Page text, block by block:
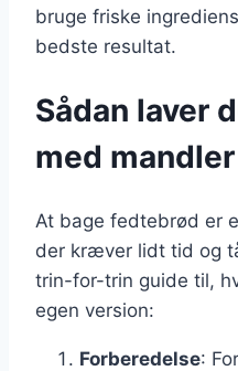
bruge friske
bedste resultat.
Sådan laver
med
At bage fedtebrød er
der kræver lidt tid og
trin-for-trin guide til,
egen version:
Forberedelse: